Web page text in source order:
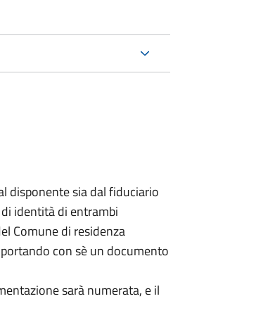
disponente sia dal fiduciario
identità di entrambi
Comune di residenza
con sè un documento
sarà numerata, e il